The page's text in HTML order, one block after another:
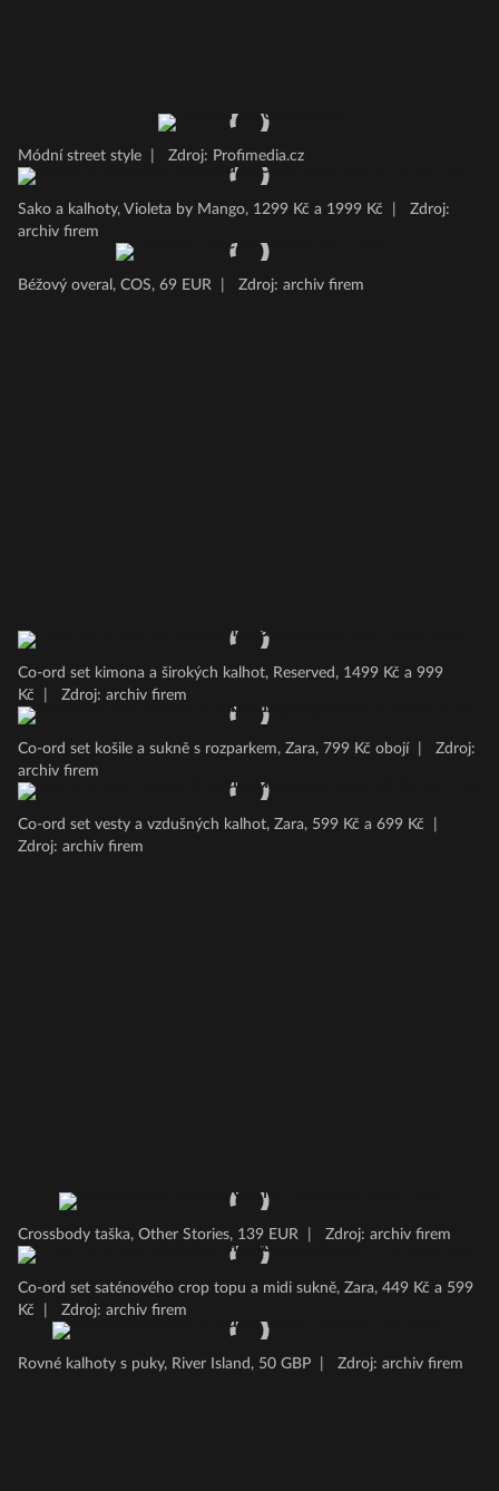
Módní street style Zdroj: Profimedia.cz
Sako a kalhoty, Violeta by Mango, 1299 Kč a 1999 Kč
Zdroj:
archiv firem
Béžový overal, COS, 69 EUR Zdroj: archiv firem
Co-ord set kimona a širokých kalhot, Reserved, 1499 Kč a 999
Kč
Zdroj: archiv firem
Co-ord set košile a sukně s rozparkem, Zara, 799 Kč obojí
Zdroj:
archiv firem
Co-ord set vesty a vzdušných kalhot, Zara, 599 Kč a 699 Kč
Zdroj: archiv firem
Crossbody taška, Other Stories, 139 EUR Zdroj: archiv firem
Co-ord set saténového crop topu a midi sukně, Zara, 449 Kč a 599
Kč
Zdroj: archiv firem
Rovné kalhoty s puky, River Island, 50 GBP Zdroj: archiv firem